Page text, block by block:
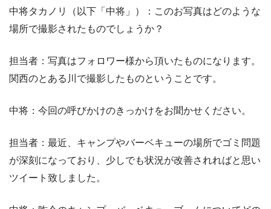
中将タカノリ（以下「中将」）：このお写真はどのような
場所で撮影されたものでしょうか？
担当者：写真はフォロワー様から頂いたものになります。
関西のとある川で撮影したものということです。
中将：今回の呼びかけのきっかけをお聞かせください。
担当者：最近、キャンプやバーベキューの場所でゴミ問題
が深刻になっており、少しでも状況が改善されればと思い
ツイート致しました。